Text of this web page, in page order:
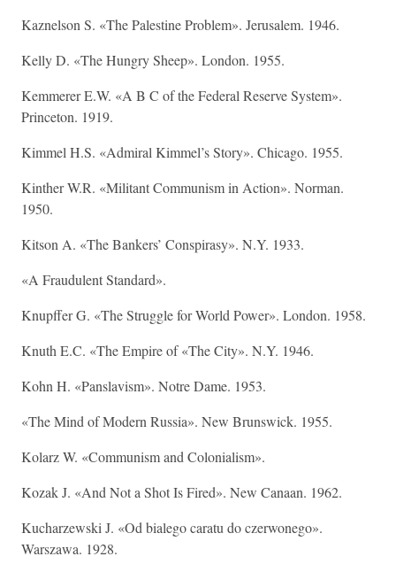
Kaznelson S. «The Palestine Problem». Jerusalem. 1946.
Kelly D. «The Hungry Sheep». London. 1955.
Kemmerer E.W. «A B C of the Federal Reserve System».
Princeton. 1919.
Kimmel H.S. «Admiral Kimmel’s Story». Chicago. 1955.
Kinther W.R. «Militant Communism in Action». Norman.
1950.
Kitson A. «The Bankers’ Conspirasy». N.Y. 1933.
«A Fraudulent Standard».
Knupffer G. «The Struggle for World Power». London. 1958.
Knuth E.C. «The Empire of «The City». N.Y. 1946.
Kohn H. «Panslavism». Notre Dame. 1953.
«The Mind of Modern Russia». New Brunswick. 1955.
Kolarz W. «Communism and Colonialism».
Kozak J. «And Not a Shot Is Fired». New Canaan. 1962.
Kucharzewski J. «Od bialego caratu do czerwonego».
Warszawa. 1928.